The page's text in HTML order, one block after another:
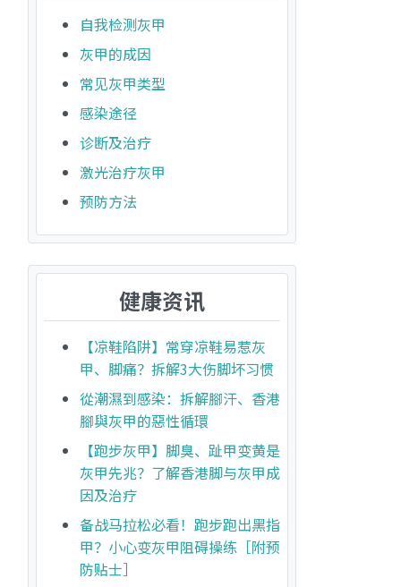
自我检测灰甲
灰甲的成因
常见灰甲类型
感染途径
诊断及治疗
激光治疗灰甲
预防方法
健康资讯
【凉鞋陷阱】常穿凉鞋易惹灰
甲、脚痛？拆解3大伤脚坏习惯
從潮濕到感染：拆解腳汗、香港
腳與灰甲的惡性循環
【跑步灰甲】脚臭、趾甲变黄是
灰甲先兆？了解香港脚与灰甲成
因及治疗
备战马拉松必看！跑步跑出黑指
甲？小心变灰甲阻碍操练［附预
防贴士］